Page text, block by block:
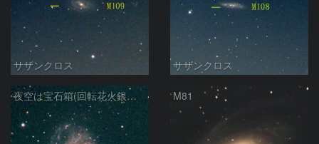
サザンクロス サザンクロス
夜空は宝石箱(回転花火銀河 M101) Seestar50 M81